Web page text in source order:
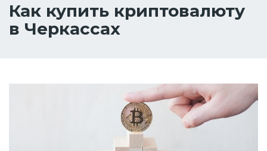
Как купить криптовалюту
в Черкассах